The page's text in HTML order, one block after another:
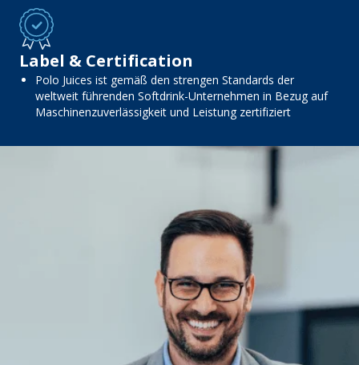
Label & Certification
Polo Juices ist gemäß den strengen Standards der
weltweit führenden Softdrink-Unternehmen in Bezug auf
Maschinenzuverlässigkeit und Leistung zertifiziert